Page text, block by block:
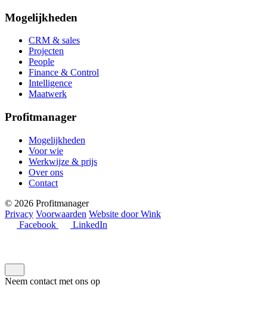
Mogelijkheden
CRM & sales
Projecten
People
Finance & Control
Intelligence
Maatwerk
Profitmanager
Mogelijkheden
Voor wie
Werkwijze & prijs
Over ons
Contact
© 2026 Profitmanager
Privacy Voorwaarden Website door Wink
Facebook
LinkedIn
Neem contact met ons op